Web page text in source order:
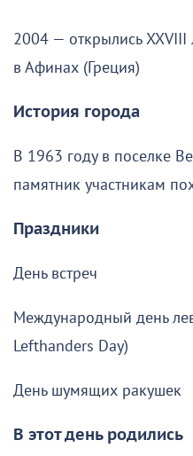
2004 — открылись
в Афинах (Греция)
История города
В 1963 году в поселке
памятник участникам
Праздники
День встреч
Международный день
Lefthanders Day)
День шумящих ракушек
В этот день родились